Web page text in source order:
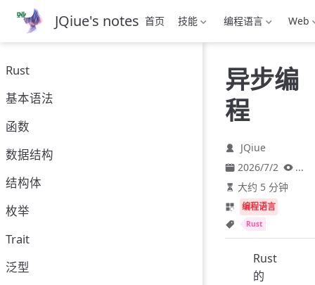
跳
主
內
容
JQiue's notes 首页 技能 编程语言 Web
Rust
基本语法
函数
数据结构
结构体
枚举
Trait
泛型
异步编
程
JQiue
2026/7/2
...
大约 5 分钟
编程语言
Rust
Rust
的